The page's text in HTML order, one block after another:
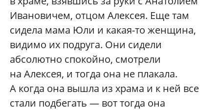
Ивановичем, отцом Алексея. Еще там
сидела мама Юли и какая-то женщина,
видимо их подруга. Они сидели
абсолютно спокойно, смотрели
на Алексея, и тогда она не плакала.
А когда она вышла из храма и к ней все
стали подбегать — вот тогда она